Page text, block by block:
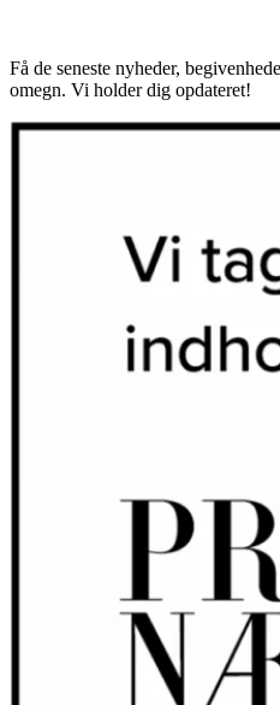
Få de seneste nyheder,
omegn. Vi holder dig opdateret!